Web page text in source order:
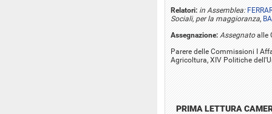
Relatori: in Assemblea:
Sociali, per la maggioranza,
Assegnazione: Assegnatoalle
Parere delle Commissioni I
Agricoltura, XIV Politiche
PRIMA LETTURA